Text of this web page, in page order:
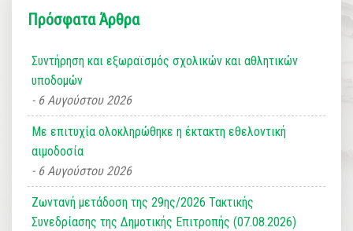
Πρόσφατα Άρθρα
Συντήρηση και εξωραϊσμός σχολικών και αθλητικών
υποδομών
6 Αυγούστου 2026
Με επιτυχία ολοκληρώθηκε η έκτακτη εθελοντική
αιμοδοσία
6 Αυγούστου 2026
Ζωντανή μετάδοση της 29ης/2026 Τακτικής
Συνεδρίασης της Δημοτικής Επιτροπής (07.08.2026)